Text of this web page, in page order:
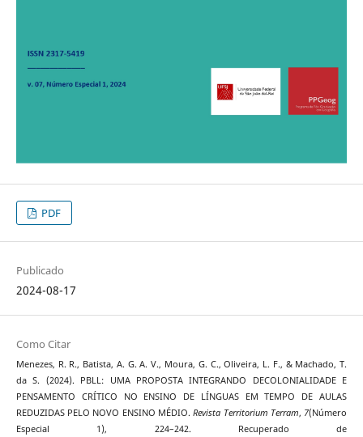
PDF
Publicado
2024-08-17
Como Citar
Menezes, R. R., Batista, A. G. A. V., Moura, G. C., Oliveira, L. F., & Machado, T.
da S. (2024). PBLL: UMA PROPOSTA INTEGRANDO DECOLONIALIDADE E
PENSAMENTO CRÍTICO NO ENSINO DE LÍNGUAS EM TEMPO DE AULAS
REDUZIDAS PELO NOVO ENSINO MÉDIO.Revista Territorium Terram, 7(Número
Especial 1), 224–242. Recuperado de